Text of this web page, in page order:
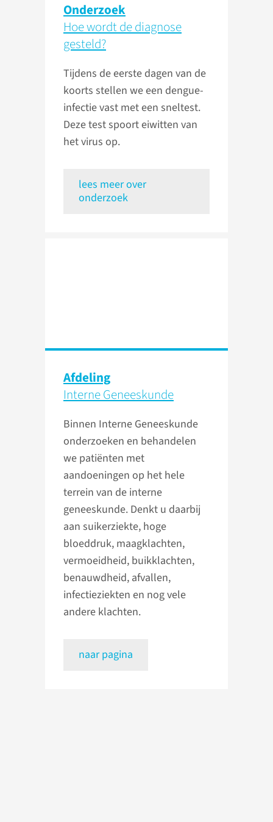
Onderzoek
Hoe wordt de diagnose
gesteld?
Tijdens de eerste dagen van de
koorts stellen we een dengue-
infectie vast met een sneltest.
Deze test spoort eiwitten van
het virus op.
lees meer over
onderzoek
Afdeling
Interne Geneeskunde
Binnen Interne Geneeskunde
onderzoeken en behandelen
we patiënten met
aandoeningen op het hele
terrein van de interne
geneeskunde. Denkt u daarbij
aan suikerziekte, hoge
bloeddruk, maagklachten,
vermoeidheid, buikklachten,
benauwdheid, afvallen,
infectieziekten en nog vele
andere klachten.
naar pagina